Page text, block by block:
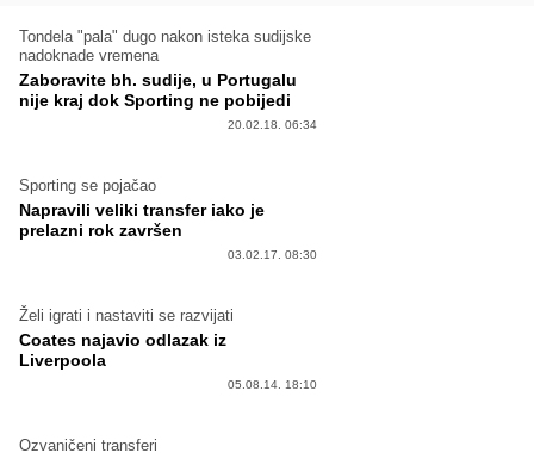
Tondela "pala" dugo nakon isteka sudijske
nadoknade vremena
Zaboravite bh. sudije, u Portugalu
nije kraj dok Sporting ne pobijedi
20.02.18. 06:34
Sporting se pojačao
Napravili veliki transfer iako je
prelazni rok završen
03.02.17. 08:30
Želi igrati i nastaviti se razvijati
Coates najavio odlazak iz
Liverpoola
05.08.14. 18:10
Ozvaničeni transferi